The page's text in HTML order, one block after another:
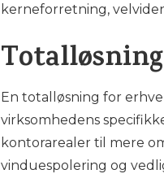
kerneforretning,
En totalløsning for
virksomhedens
kontorarealer til mere
vinduespolering og